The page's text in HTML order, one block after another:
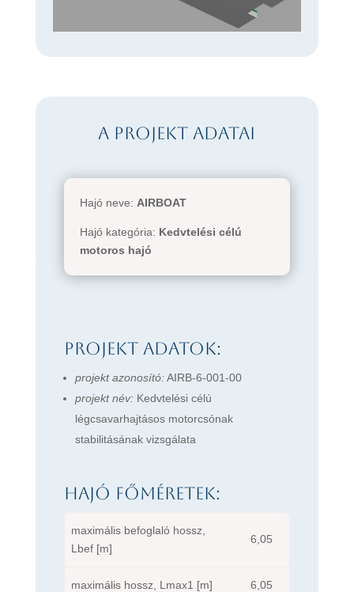
A projekt adatai
Hajó neve: AIRBOAT
Hajó kategória: Kedvtelési célú
motoros hajó
Projekt adatok:
projekt azonosító:AIRB-6-001-00
projekt név:Kedvtelési célú
légcsavarhajtásos motorcsónak
stabilitásának vizsgálata
Hajó főméretek:
maximális befoglaló hossz,
Lbef [m]
6,05
maximális hossz, Lmax1 [m] 6,05